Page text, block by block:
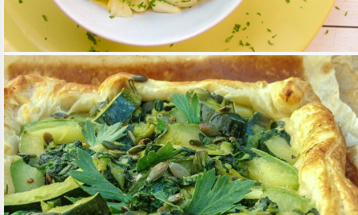
GÖRÖG LENCSERAGU
TOVÁBB OLVASOM FŐÉTELEK/KÖRETEK/MEDITERRÁN KONYHA